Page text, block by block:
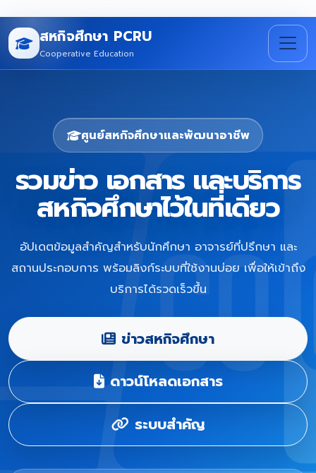
สหกิจศึกษา PCRU
Cooperative Education
ศูนย์สหกิจศึกษาและพัฒนาอาชีพ
รวมข่าว เอกสาร และบริการ
สหกิจศึกษาไว้ในที่เดียว
อัปเดตข้อมูลสำคัญสำหรับนักศึกษา อาจารย์ที่ปรึกษา และ
สถานประกอบการ พร้อมลิงก์ระบบที่ใช้งานบ่อย เพื่อให้เข้าถึง
บริการได้รวดเร็วขึ้น
ข่าวสหกิจศึกษา
ดาวน์โหลดเอกสาร
ระบบสำคัญ